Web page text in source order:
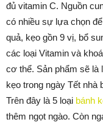
đủ vitamin C. Nguồn
có nhiều sự lựa chọn
quả, kẹo gồn 9 vị, bổ
các loại Vitamin và
cơ thể. Sản phẩm sẽ là
kẹo trong ngày Tết nhà
Trên đây là 5 loại bánh
thêm ngọt ngào. Còn